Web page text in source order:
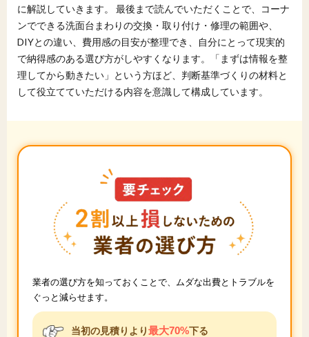
に解説していきます。 最後まで読んでいただくことで、コーナ
ンでできる洗面台まわりの交換・取り付け・修理の範囲や、
DIYとの違い、費用感の目安が整理でき、自分にとって現実的
で納得感のある選び方がしやすくなります。「まずは情報を整
理してから動きたい」という方ほど、判断基準づくりの材料と
して役立てていただける内容を意識して構成しています。
業者の選び方を知っておくことで、ムダな出費とトラブルを
ぐっと減らせます。
当初の見積りより最大70%下る